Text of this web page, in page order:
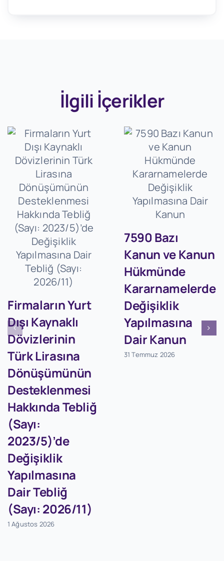
İlgili İçerikler
Firmaların Yurt
Dışı Kaynaklı
Dövizlerinin
Türk Lirasına
Dönüşümünün
Desteklenmesi
Hakkında Tebliğ
(Sayı:
2023/5)’de
Değişiklik
Yapılmasına
Dair Tebliğ
(Sayı: 2026/11)
1 Ağustos 2026
7590 Bazı
Kanun ve Kanun
Hükmünde
Kararnamelerde
Değişiklik
Yapılmasına
Dair Kanun
31 Temmuz 2026